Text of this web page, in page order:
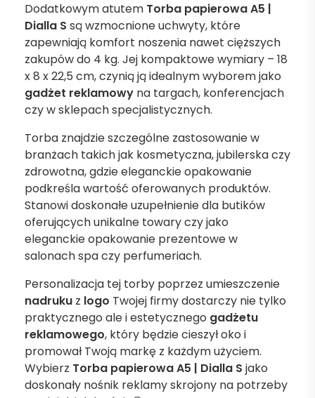
Dodatkowym atutem Torba papierowa A5 |
Dialla S są wzmocnione uchwyty, które
zapewniają komfort noszenia nawet cięższych
zakupów do 4 kg. Jej kompaktowe wymiary – 18
x 8 x 22,5 cm, czynią ją idealnym wyborem jako
gadżet reklamowy na targach, konferencjach
czy w sklepach specjalistycznych.
Torba znajdzie szczególne zastosowanie w
branżach takich jak kosmetyczna, jubilerska czy
zdrowotna, gdzie eleganckie opakowanie
podkreśla wartość oferowanych produktów.
Stanowi doskonałe uzupełnienie dla butików
oferujących unikalne towary czy jako
eleganckie opakowanie prezentowe w
salonach spa czy perfumeriach.
Personalizacja tej torby poprzez umieszczenie
nadruku z logo Twojej firmy dostarczy nie tylko
praktycznego ale i estetycznego gadżetu
reklamowego, który będzie cieszył oko i
promował Twoją markę z każdym użyciem.
Wybierz Torba papierowa A5 | Dialla S jako
doskonały nośnik reklamy skrojony na potrzeby